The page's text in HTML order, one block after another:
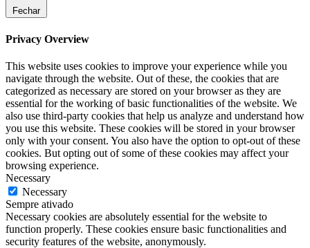
Fechar
Privacy Overview
This website uses cookies to improve your experience while you
navigate through the website. Out of these, the cookies that are
categorized as necessary are stored on your browser as they are
essential for the working of basic functionalities of the website. We
also use third-party cookies that help us analyze and understand how
you use this website. These cookies will be stored in your browser
only with your consent. You also have the option to opt-out of these
cookies. But opting out of some of these cookies may affect your
browsing experience.
Necessary
Necessary
Sempre ativado
Necessary cookies are absolutely essential for the website to
function properly. These cookies ensure basic functionalities and
security features of the website, anonymously.